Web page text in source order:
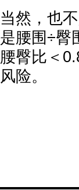
当然，也
是腰围÷臀
腰臀比＜
风险。